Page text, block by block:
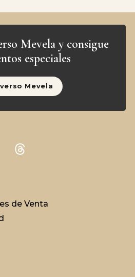
Mevela y consigue
especiales
Mevela
de Venta